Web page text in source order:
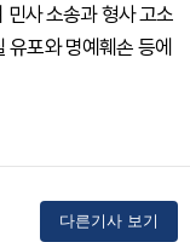
사 소송과 형사 고소
유포와 명예훼손 등에
다른기사 보기